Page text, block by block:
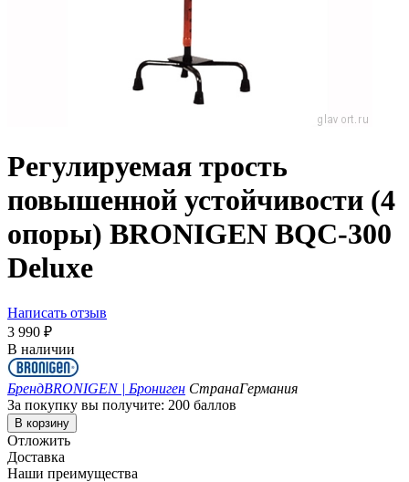
Регулируемая трость
повышенной устойчивости (4
опоры) BRONIGEN BQC-300
Deluxe
Написать отзыв
3 990 ₽
В наличии
БрендBRONIGEN | Брониген СтранаГермания
За покупку вы получите: 200 баллов
В корзину
Отложить
Доставка
Наши преимущества